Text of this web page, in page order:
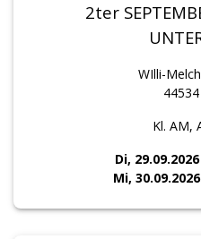
2ter
WIlli-
Kl. AM,
Di,
Mi,